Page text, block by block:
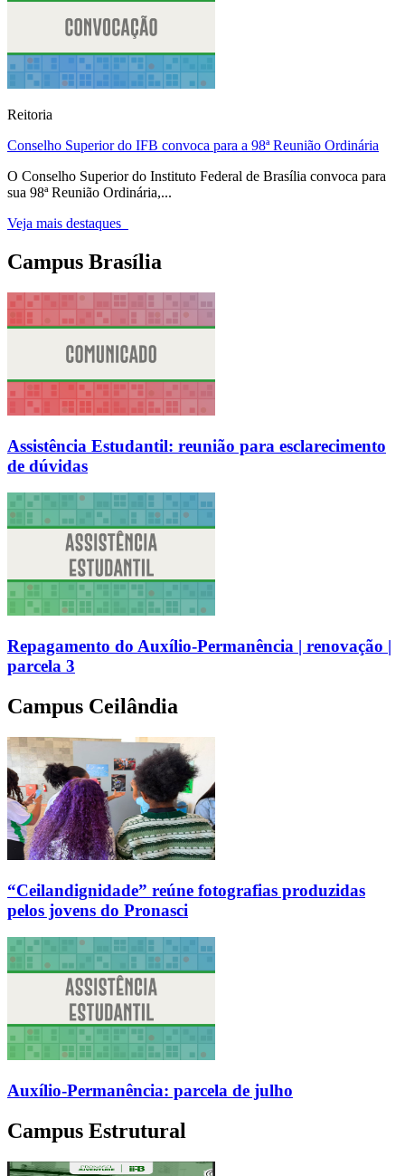
Reitoria
Conselho Superior do IFB convoca para a 98ª Reunião Ordinária
O Conselho Superior do Instituto Federal de Brasília convoca para
sua 98ª Reunião Ordinária,...
Veja mais destaques
Campus Brasília
Assistência Estudantil: reunião para esclarecimento
de dúvidas
Repagamento do Auxílio-Permanência | renovação |
parcela 3
Campus Ceilândia
“Ceilandignidade” reúne fotografias produzidas
pelos jovens do Pronasci
Auxílio-Permanência: parcela de julho
Campus Estrutural